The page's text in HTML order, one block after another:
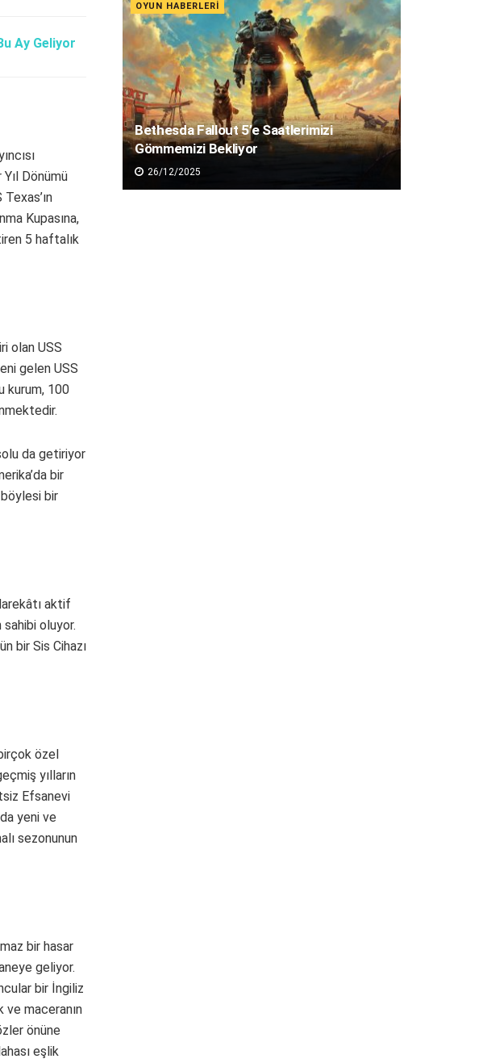
Ay Geliyor
Dönümü
Kupasına,
5 haftalık
olan USS
gelen USS
kurum, 100
da getiriyor
bir
bir
aktif
oluyor.
bir Sis Cihazı
özel
yılların
Efsanevi
yeni ve
sezonunun
bir hasar
geliyor.
bir İngiliz
ve maceranın
önüne
eşlik
OYUN HABERLERI
Bethesda Fallout 5’e Saatlerimizi
Gömmemizi Bekliyor
26/12/2025